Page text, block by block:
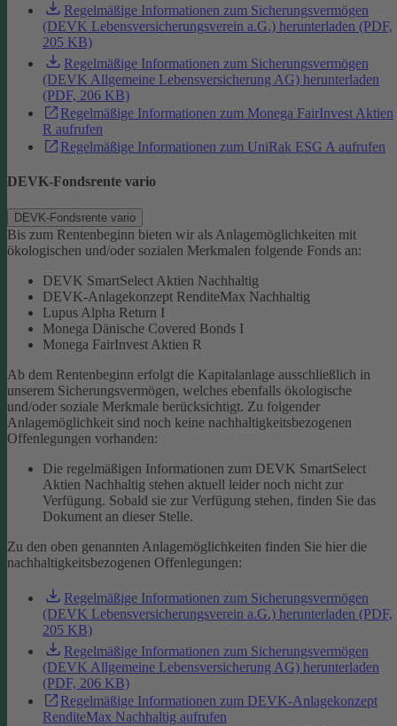
Regelmäßige Informationen zum Sicherungsvermögen
(DEVK Lebensversicherungsverein a.G.) herunterladen (PDF,
205 KB)
Regelmäßige Informationen zum Sicherungsvermögen
(DEVK Allgemeine Lebensversicherung AG) herunterladen
(PDF, 206 KB)
Regelmäßige Informationen zum Monega FairInvest Aktien
R aufrufen
Regelmäßige Informationen zum UniRak ESG A aufrufen
DEVK-Fondsrente vario
DEVK-Fondsrente vario
Bis zum Rentenbeginn bieten wir als Anlagemöglichkeiten mit
ökologischen und/oder sozialen Merkmalen folgende Fonds an:
DEVK SmartSelect Aktien Nachhaltig
DEVK-Anlagekonzept RenditeMax Nachhaltig
Lupus Alpha Return I
Monega Dänische Covered Bonds I
Monega FairInvest Aktien R
Ab dem Rentenbeginn erfolgt die Kapitalanlage ausschließlich in
unserem Sicherungsvermögen, welches ebenfalls ökologische
und/oder soziale Merkmale berücksichtigt. Zu folgender
Anlagemöglichkeit sind noch keine nachhaltigkeitsbezogenen
Offenlegungen vorhanden:
Die regelmäßigen Informationen zum DEVK SmartSelect
Aktien Nachhaltig stehen aktuell leider noch nicht zur
Verfügung. Sobald sie zur Verfügung stehen, finden Sie das
Dokument an dieser Stelle.
Zu den oben genannten Anlagemöglichkeiten finden Sie hier die
nachhaltigkeitsbezogenen Offenlegungen:
Regelmäßige Informationen zum Sicherungsvermögen
(DEVK Lebensversicherungsverein a.G.) herunterladen (PDF,
205 KB)
Regelmäßige Informationen zum Sicherungsvermögen
(DEVK Allgemeine Lebensversicherung AG) herunterladen
(PDF, 206 KB)
Regelmäßige Informationen zum DEVK-Anlagekonzept
RenditeMax Nachhaltig aufrufen